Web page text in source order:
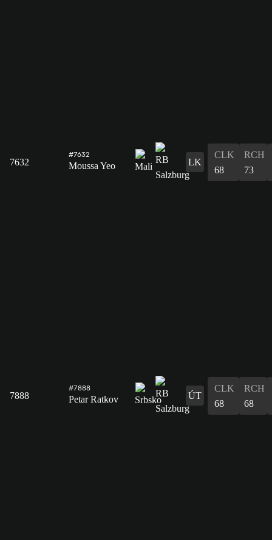
7632
#7632
Moussa Yeo LK
CLK
68
RCH
73
7888
#7888
Petar Ratkov ÚT
CLK
68
RCH
68